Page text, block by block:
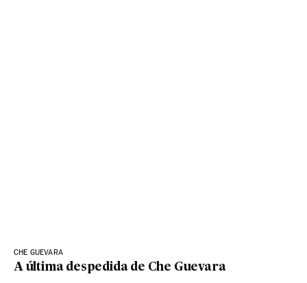
CHE GUEVARA
A última despedida de Che Guevara